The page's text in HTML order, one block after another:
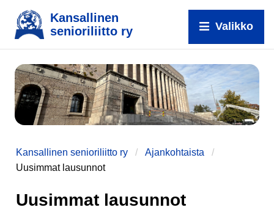
Kansallinen
senioriliitto ry
Valikko
Kansallinen senioriliitto ry
Ajankohtaista
Uusimmat lausunnot
Uusimmat lausunnot